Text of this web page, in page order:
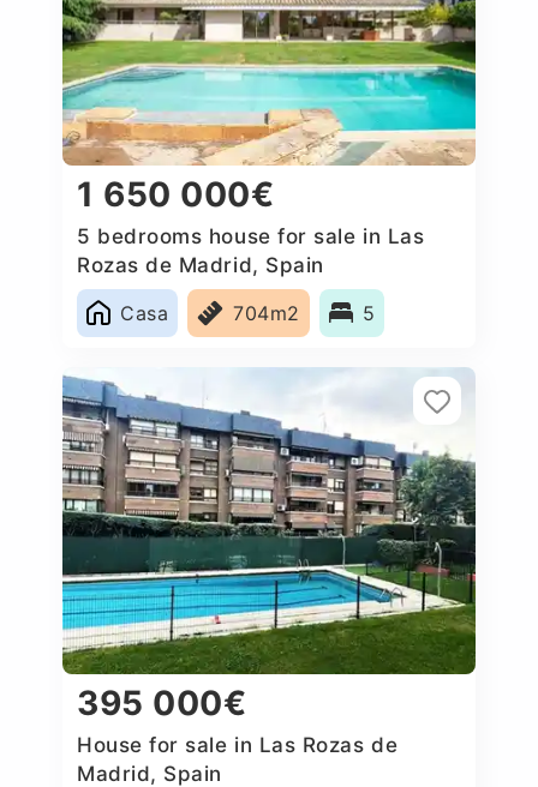
1 650 000€
5 bedrooms house for sale in Las
Rozas de Madrid, Spain
Casa
704m2 5
395 000€
House for sale in Las Rozas de
Madrid, Spain